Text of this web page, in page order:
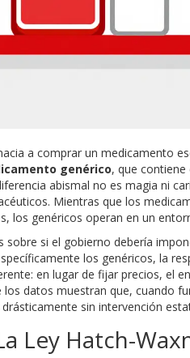
a comprar un medicamento
genérico, que
abismal no es magia ni
Mientras que los
los genéricos operan en un
sobre si el gobierno debería
los genéricos, la
en lugar de fijar precios, el
los datos muestran que, cuando
sin intervención
Ley Hatch-